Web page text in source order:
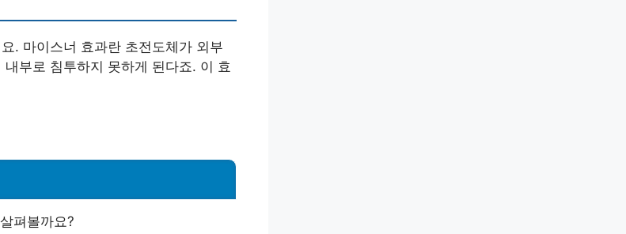
. 마이스너 효과란 초전도체가 외부
부로 침투하지 못하게 된다죠. 이 효
펴볼까요?